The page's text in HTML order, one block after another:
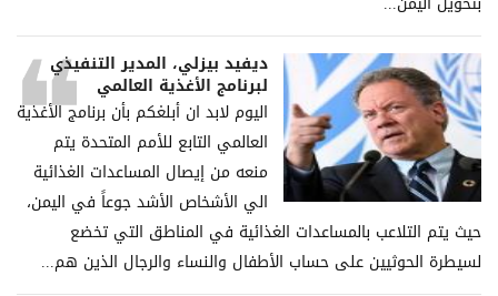
ديفيد بيزلي، المدير التنفيذي
لبرنامج الأغذية العالمي
اليوم لابد ان أبلغكم بأن برنامج الأغذية
العالمي التابع للأمم المتحدة يتم
منعه من إيصال المساعدات الغذائية
الي الأشخاص الأشد جوعاً في اليمن،
حيث يتم التلاعب بالمساعدات الغذائية في المناطق التي تخضع
لسيطرة الحوثيين على حساب الأطفال والنساء والرجال الذين هم...